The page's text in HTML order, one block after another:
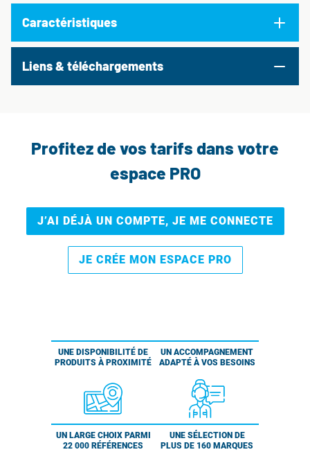
Caractéristiques
Liens & téléchargements
Profitez de vos tarifs dans votre
espace PRO
J’AI DÉJÀ UN COMPTE, JE ME CONNECTE
JE CRÉE MON ESPACE PRO
UNE DISPONIBILITÉ DE
PRODUITS À PROXIMITÉ
UN ACCOMPAGNEMENT
ADAPTÉ À VOS BESOINS
UN LARGE CHOIX PARMI
22 000 RÉFÉRENCES
UNE SÉLECTION DE
PLUS DE 160 MARQUES